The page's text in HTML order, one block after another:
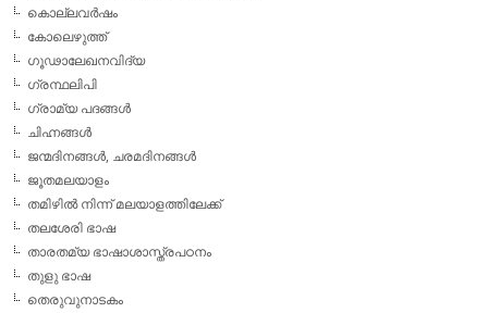
കൊല്ലവര്‍ഷം
കോലെഴുത്ത്
ഗൂഢാലേഖനവിദ്യ
ഗ്രന്ഥലിപി
ഗ്രാമ്യ പദങ്ങള്‍
ചിഹ്നങ്ങള്‍
ജന്മദിനങ്ങള്‍, ചരമദിനങ്ങള്‍
ജൂതമലയാളം
തമിഴില്‍ നിന്ന് മലയാളത്തിലേക്ക്
തലശേരി ഭാഷ
താരതമ്യ ഭാഷാശാസ്ത്രപഠനം
തുളു ഭാഷ
തെരുവുനാടകം